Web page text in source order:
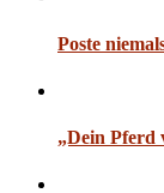
Poste
„Dein Pferd